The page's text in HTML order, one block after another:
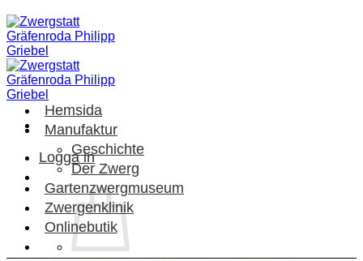
Skip
to
content
Logga in
Hemsida
Manufaktur
Geschichte
Der Zwerg
Gartenzwergmuseum
Zwergenklinik
Onlinebutik